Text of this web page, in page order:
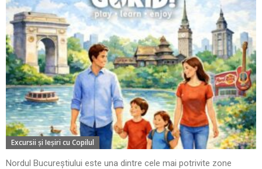
Excursii şi Ieşiri cu Copilul
Nordul Bucureștiului este una dintre cele mai potrivite zone